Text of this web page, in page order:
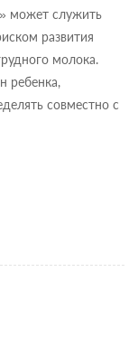
может служить
развития
молока.
ребенка,
совместно с